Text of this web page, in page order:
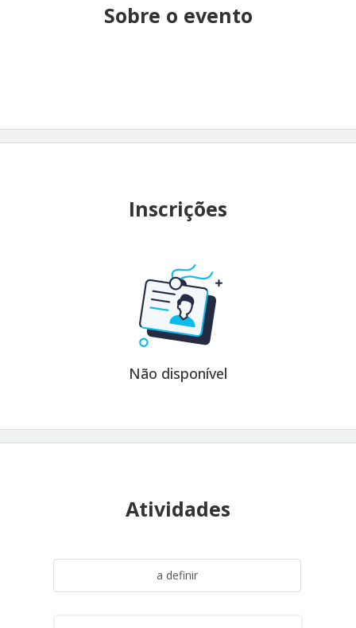
Sobre o evento
Inscrições
Não disponível
Atividades
a definir